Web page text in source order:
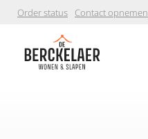
Order status Contact opnemen